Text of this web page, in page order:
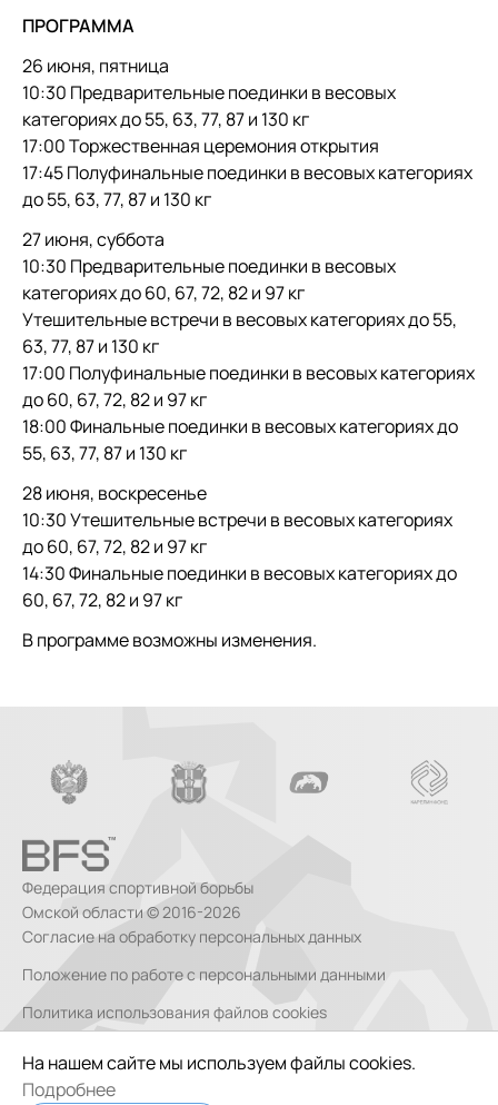
ПРОГРАММА
26 июня, пятница
10:30 Предварительные поединки в весовых
категориях до 55, 63, 77, 87 и 130 кг
17:00 Торжественная церемония открытия
17:45 Полуфинальные поединки в весовых категориях
до 55, 63, 77, 87 и 130 кг
27 июня, суббота
10:30 Предварительные поединки в весовых
категориях до 60, 67, 72, 82 и 97 кг
Утешительные встречи в весовых категориях до 55,
63, 77, 87 и 130 кг
17:00 Полуфинальные поединки в весовых категориях
до 60, 67, 72, 82 и 97 кг
18:00 Финальные поединки в весовых категориях до
55, 63, 77, 87 и 130 кг
28 июня, воскресенье
10:30 Утешительные встречи в весовых категориях
до 60, 67, 72, 82 и 97 кг
14:30 Финальные поединки в весовых категориях до
60, 67, 72, 82 и 97 кг
В программе возможны изменения.
Федерация спортивной борьбы
Омской области © 2016-2026
Согласие на обработку персональных данных
Положение по работе с персональными данными
Политика использования файлов cookies
метрическими системами
Сделано вCode Studio
На нашем сайте мы используем файлы cookies.
Подробнее